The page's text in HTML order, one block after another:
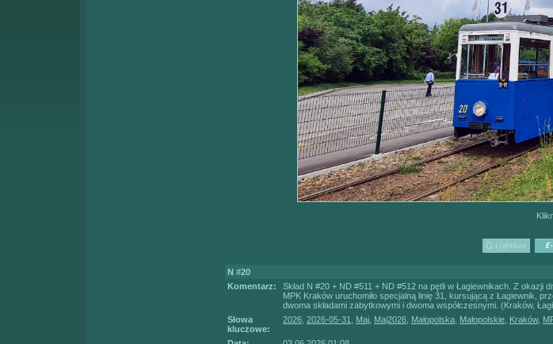
N #20
Komentarz:
Skład N #20 + ND #511 + ND #512 na pętli w Łagiewnikach. Z
MPK Kraków uruchomiło specjalną linię 31, kursującą z Łagiewnik,
dwoma składami zabytkowymi i dwoma współczesnymi. (Kraków,
Słowa
kluczowe:
2026 2026-05-31 Maj Maj2026 Małopolska Małopolskie Kraków,